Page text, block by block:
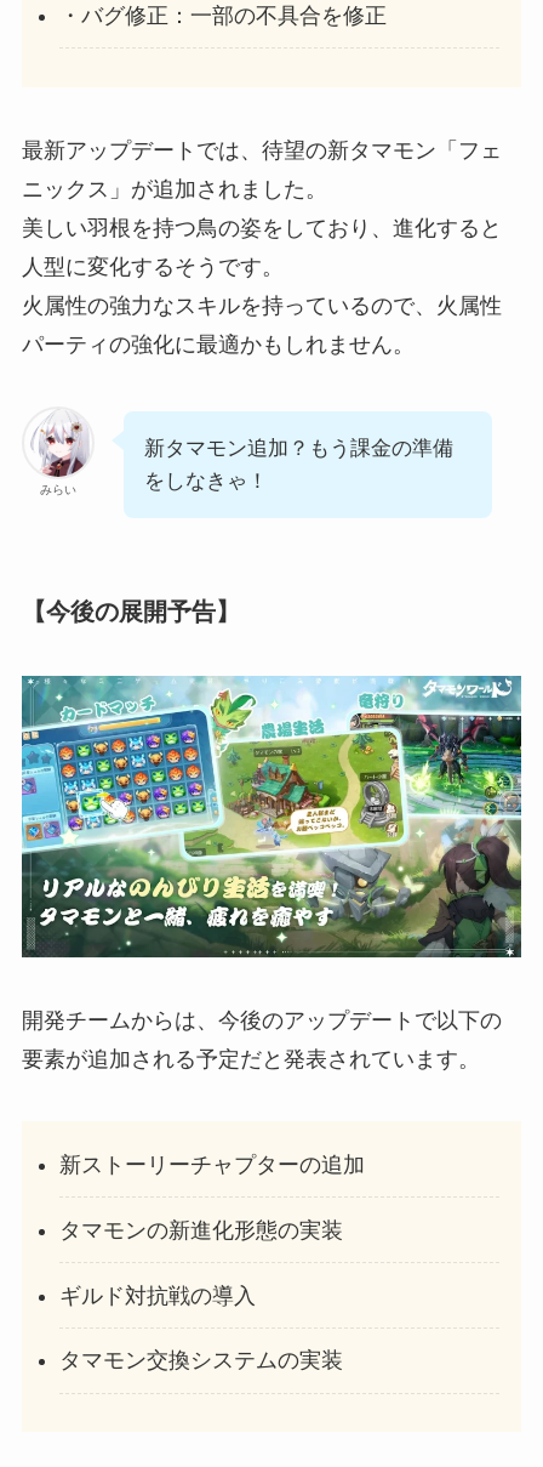
・バグ修正：一部の不具合を修正
最新アップデートでは、待望の新タマモン「フェ
ニックス」が追加されました。
美しい羽根を持つ鳥の姿をしており、進化すると
人型に変化するそうです。
火属性の強力なスキルを持っているので、火属性
パーティの強化に最適かもしれません。
みらい
新タマモン追加？もう課金の準備
をしなきゃ！
【今後の展開予告】
開発チームからは、今後のアップデートで以下の
要素が追加される予定だと発表されています。
新ストーリーチャプターの追加
タマモンの新進化形態の実装
ギルド対抗戦の導入
タマモン交換システムの実装